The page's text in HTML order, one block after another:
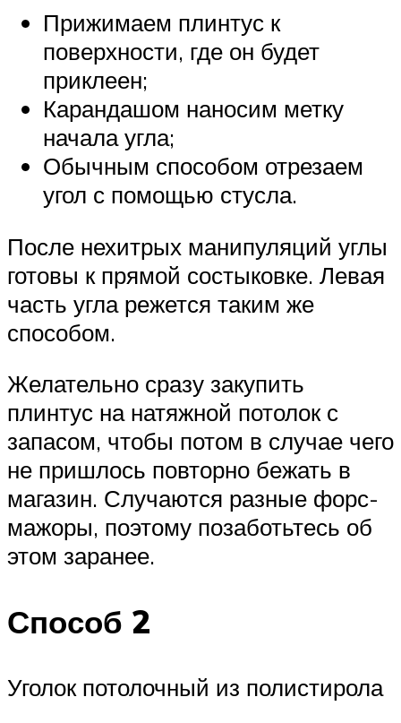
Прижимаем плинтус к
поверхности, где он будет
приклеен;
Карандашом наносим метку
начала угла;
Обычным способом отрезаем
угол с помощью стусла.
После нехитрых манипуляций углы
готовы к прямой состыковке. Левая
часть угла режется таким же
способом.
Желательно сразу закупить
плинтус на натяжной потолок с
запасом, чтобы потом в случае чего
не пришлось повторно бежать в
магазин. Случаются разные форс-
мажоры, поэтому позаботьтесь об
этом заранее.
Способ 2
Уголок потолочный из полистирола